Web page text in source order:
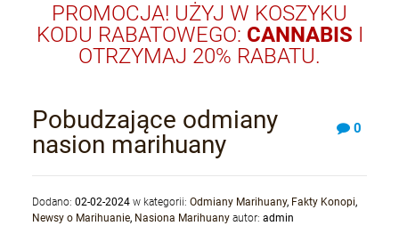
PROMOCJA! UŻYJ W KOSZYKU
KODU RABATOWEGO: CANNABIS I
OTRZYMAJ 20% RABATU.
Pobudzające odmiany
nasion marihuany
0
Dodano:02-02-2024 w kategorii:Odmiany Marihuany, Fakty Konopi,
Newsy o Marihuanie, Nasiona Marihuany autor:admin